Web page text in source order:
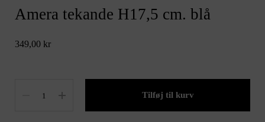
Amera tekande H17,5 cm. blå
349,00 kr
Tilføj til kurv